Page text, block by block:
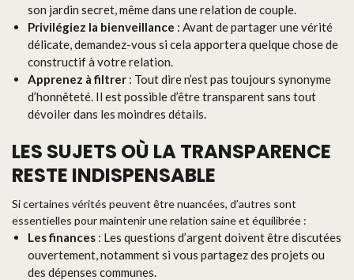
son jardin secret, même dans une relation de couple.
Privilégiez la bienveillance : Avant de partager une vérité
délicate, demandez-vous si cela apportera quelque chose de
constructif à votre relation.
Apprenez à filtrer : Tout dire n’est pas toujours synonyme
d’honnêteté. Il est possible d’être transparent sans tout
dévoiler dans les moindres détails.
LES SUJETS OÙ LA TRANSPARENCE
RESTE INDISPENSABLE
Si certaines vérités peuvent être nuancées, d’autres sont
essentielles pour maintenir une relation saine et équilibrée :
Les finances : Les questions d’argent doivent être discutées
ouvertement, notamment si vous partagez des projets ou
des dépenses communes.